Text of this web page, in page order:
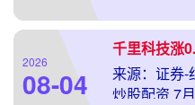
（00757）
阳光能源
2026
08-04
千里科技涨
来源：证券-
炒股配资 7